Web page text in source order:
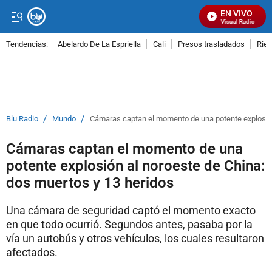
EN VIVO
Señal Visual Radio
Tendencias: Abelardo De La Espriella Cali Presos trasladados
Blu Radio / Mundo / Cámaras captan el momento de una potente
Cámaras captan el momento de una
potente explosión al noroeste de China:
dos muertos y 13 heridos
Una cámara de seguridad captó el momento exacto
en que todo ocurrió. Segundos antes, pasaba por la
vía un autobús y otros vehículos, los cuales resultaron
afectados.